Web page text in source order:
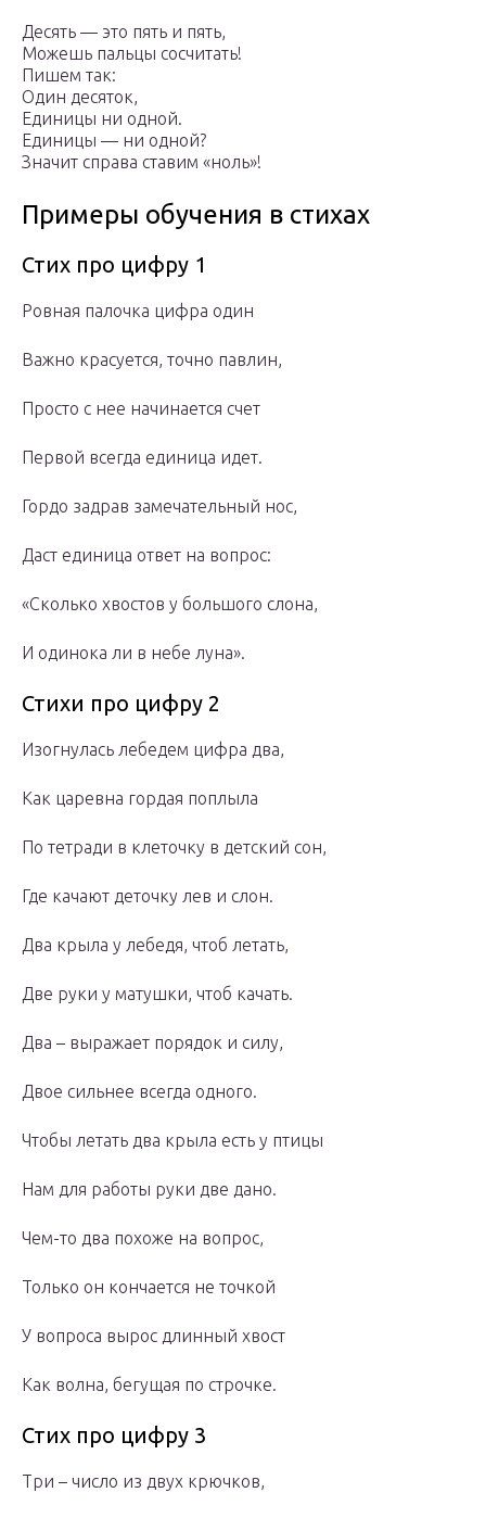
Десять — это пять и пять,
Можешь пальцы сосчитать!
Пишем так:
Один десяток,
Единицы ни одной.
Единицы — ни одной?
Значит справа ставим «ноль»!
Примеры обучения в стихах
Стих про цифру 1
Ровная палочка цифра один
Важно красуется, точно павлин,
Просто с нее начинается счет
Первой всегда единица идет.
Гордо задрав замечательный нос,
Даст единица ответ на вопрос:
«Сколько хвостов у большого слона,
И одинока ли в небе луна».
Стихи про цифру 2
Изогнулась лебедем цифра два,
Как царевна гордая поплыла
По тетради в клеточку в детский сон,
Где качают деточку лев и слон.
Два крыла у лебедя, чтоб летать,
Две руки у матушки, чтоб качать.
Два – выражает порядок и силу,
Двое сильнее всегда одного.
Чтобы летать два крыла есть у птицы
Нам для работы руки две дано.
Чем-то два похоже на вопрос,
Только он кончается не точкой
У вопроса вырос длинный хвост
Как волна, бегущая по строчке.
Стих про цифру 3
Три – число из двух крючков,